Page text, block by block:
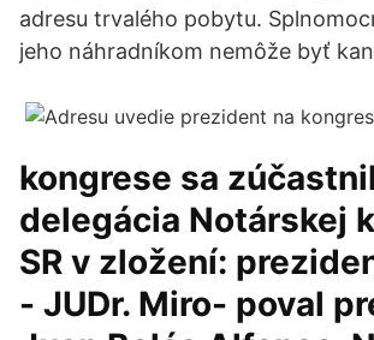
adresu trvalého pobytu.
jeho náhradníkom nemôže byť
kongrese sa
delegácia Notárskej
SR v zložení:
- JUDr. Miro- poval